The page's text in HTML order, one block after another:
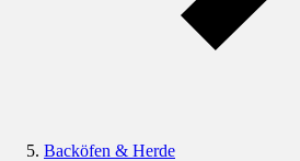
Backöfen & Herde